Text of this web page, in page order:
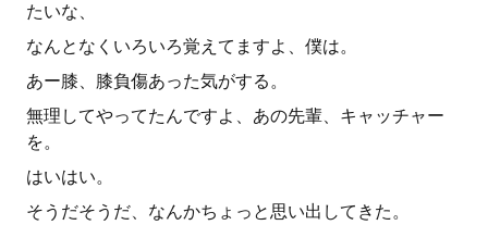
たいな、
なんとなくいろいろ覚えてますよ、僕は。
あー膝、膝負傷あった気がする。
無理してやってたんですよ、あの先輩、キャッチャー
を。
はいはい。
そうだそうだ、なんかちょっと思い出してきた。